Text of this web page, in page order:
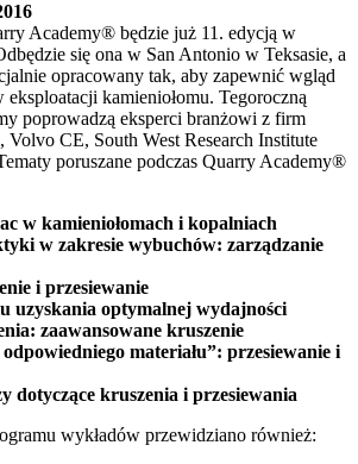
Academy® będzie już 11. edycją w
się ona w San Antonio w Teksasie, a
opracowany tak, aby zapewnić wgląd
kamieniołomu. Tegoroczną
poprowadzą eksperci branżowi z firm
CE, South West Research Institute
poruszane podczas Quarry Academy®
w kamieniołomach i kopalniach
w zakresie wybuchów: zarządzanie
i przesiewanie
uzyskania optymalnej wydajności
zaawansowane kruszenie
materiału”: przesiewanie i
dotyczące kruszenia i przesiewania
wykładów przewidziano również: